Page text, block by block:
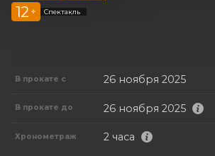
12 + Спектакль
В прокате с 26 ноября 2025
В прокате до 26 ноября 2025
Хронометраж 2 часа